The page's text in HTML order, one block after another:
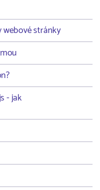
webové stránky
- jak